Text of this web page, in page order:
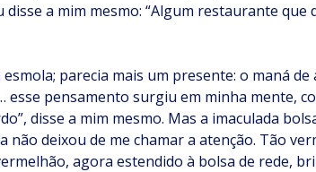
disse a mim mesmo: “Algum restaurante que
parecia mais um presente: o maná de
esse pensamento surgiu em minha mente,
disse a mim mesmo. Mas a imaculada
não deixou de me chamar a atenção. Tão
agora estendido à bolsa de rede,